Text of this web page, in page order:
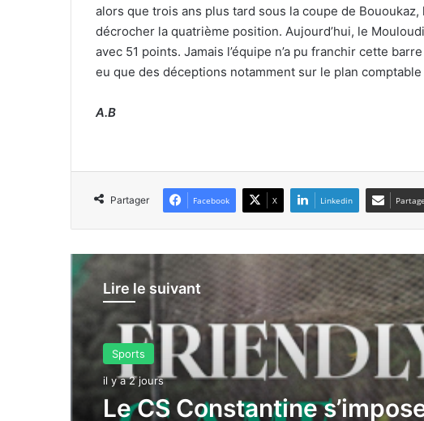
alors que trois ans plus tard sous la coupe de
décrocher la quatrième position. Aujourd’hui, le
avec 51 points. Jamais l’équipe n’a pu franchir cette
eu que des déceptions notamment sur le plan
A.B
Partager Facebook X Linkedin
Lire le suivant
Sports
il y a 2 jours
Slider
il y a 2 jours